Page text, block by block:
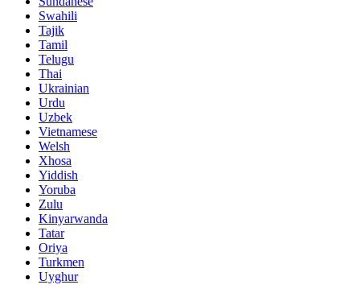
Swahili
Tajik
Tamil
Telugu
Thai
Ukrainian
Urdu
Uzbek
Vietnamese
Welsh
Xhosa
Yiddish
Yoruba
Zulu
Kinyarwanda
Tatar
Oriya
Turkmen
Uyghur